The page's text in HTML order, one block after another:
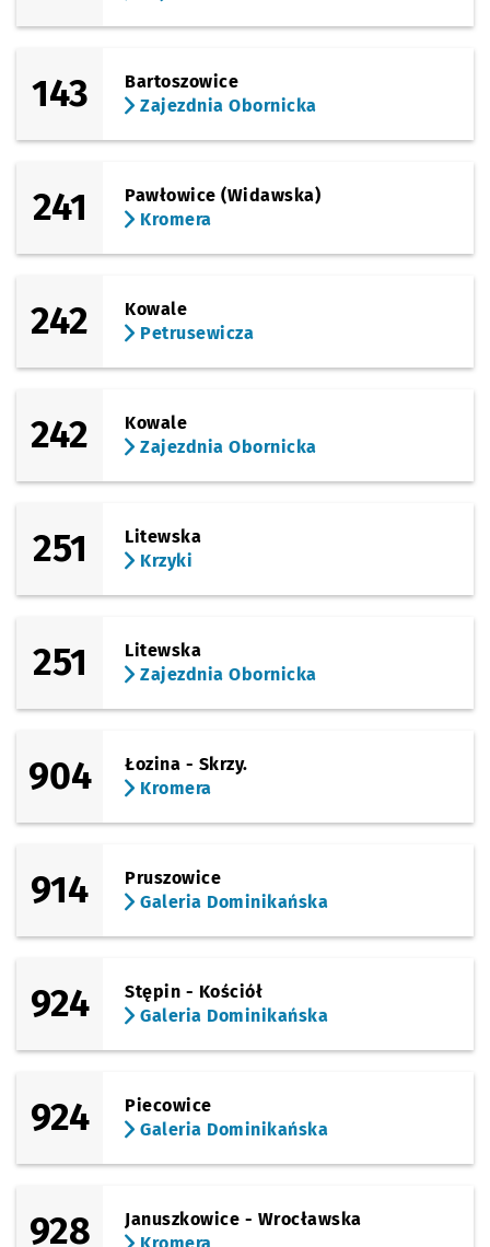
Paprotna NŻPrzystanek na życzenie Sprawdź
Paprotna
Zajezdnia Obornicka
143
Bartoszowice
Zajezdnia Obornicka
241
Pawłowice (Widawska)
Kromera
242
Kowale
Petrusewicza
242
Kowale
Zajezdnia Obornicka
251
Litewska
Krzyki
251
Litewska
Zajezdnia Obornicka
904
Łozina - Skrzy.
Kromera
914
Pruszowice
Galeria Dominikańska
924
Stępin - Kościół
Galeria Dominikańska
924
Piecowice
Galeria Dominikańska
928
Januszkowice - Wrocławska